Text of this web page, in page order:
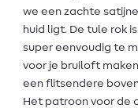
we een zachte
huid ligt. De tule rok
super eenvoudig te
voor je bruiloft
een flitsendere
Het patroon voor de